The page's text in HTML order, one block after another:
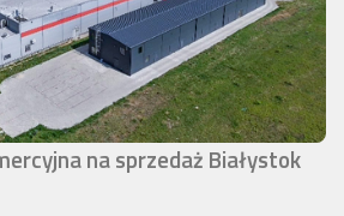
na sprzedaż Białystok